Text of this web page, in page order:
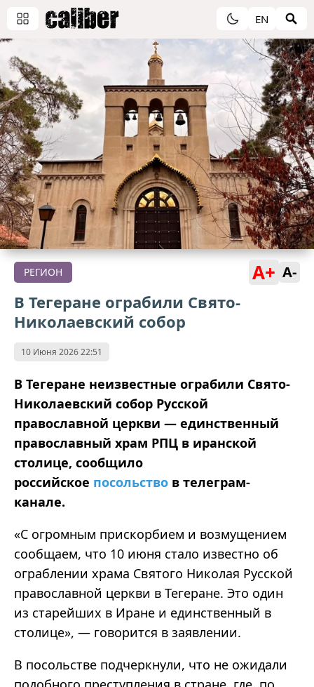
EN
РЕГИОН A+ A-
В Тегеране ограбили Свято-
Николаевский собор
10 Июня 2026 22:51
В Тегеране неизвестные ограбили Свято-
Николаевский собор Русской
православной церкви — единственный
православный храм РПЦ в иранской
столице, сообщило
российское посольство в телеграм-
канале.
«С огромным прискорбием и возмущением
сообщаем, что 10 июня стало известно об
ограблении храма Святого Николая Русской
православной церкви в Тегеране. Это один
из старейших в Иране и единственный в
столице», — говорится в заявлении.
В посольстве подчеркнули, что не ожидали